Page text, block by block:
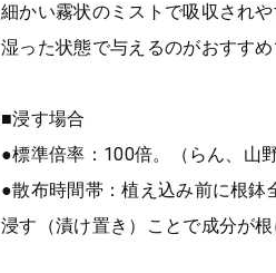
細かい霧状のミストで吸収され
湿った状態で与えるのがおすすめ
■浸す場合
●標準倍率：100倍。（らん、山
●散布時間帯：植え込み前に根鉢
浸す（漬け置き）ことで成分が